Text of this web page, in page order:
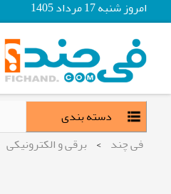
امروز شنبه 17 مرداد 1405
دسته بندی
فی چند > برقی و الکترونیکی